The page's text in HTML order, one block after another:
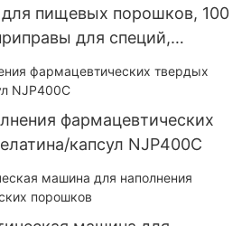
для пищевых порошков, 100
для специй,
чили, блендер, машина
фармацевтических
капсул NJP400C